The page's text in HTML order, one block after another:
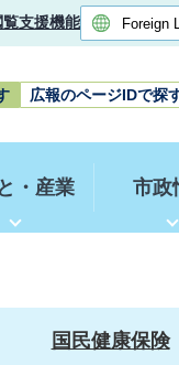
覧支援機能
広報のページIDで探
・産業 市政
国民健康保険